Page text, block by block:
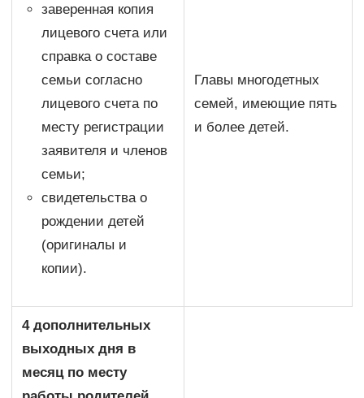
заверенная копия
лицевого счета или
справка о составе
семьи согласно
лицевого счета по
месту регистрации
заявителя и членов
семьи;
свидетельства о
рождении детей
(оригиналы и
копии).
Главы многодетных
семей, имеющие пять
и более детей.
4 дополнительных
выходных дня в
месяц по месту